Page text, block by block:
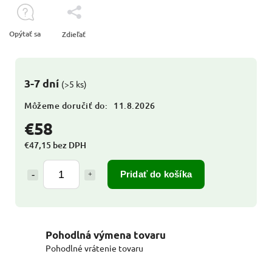
€58
€47,15 bez DPH
Pridať do košíka
3-7 dní (>5 ks)
Môžeme doručiť do: 11.8.2026
Opýtať sa Zdieľať
Pohodlná výmena tovaru
Pohodlné vrátenie tovaru